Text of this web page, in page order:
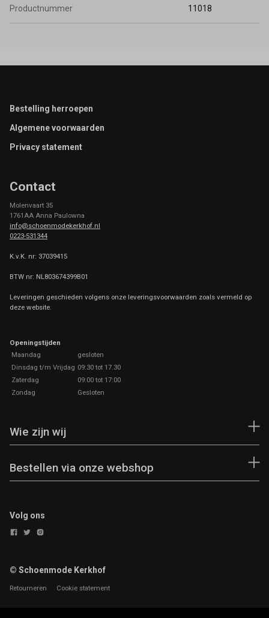
Productnummer 11018
Footer
Bestelling herroepen
Algemene voorwaarden
Privacy statement
Contact
Molenvaart 35
1761AA Anna Paulowna
info@schoenmodekerkhof.nl
0223-531344
K.v.K. nr: 37039415
BTW nr: NL803674399B01
Leveringen geschieden volgens onze leveringsvoorwaarden zoals vermeld op
deze website.
Openingstijden
Maandag
gesloten
Dinsdag t/m Vrijdag 09:30 tot 17.30
Zaterdag
09:00 tot 17:00
Zondag
Gesloten
Wie zijn wij
Bestellen via onze webshop
Volg ons
© Schoenmode Kerkhof
Retourneren Cookie statement